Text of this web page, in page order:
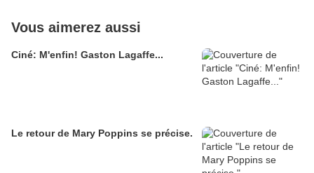
Vous aimerez aussi
Ciné: M'enfin! Gaston Lagaffe...
Le retour de Mary Poppins se précise.